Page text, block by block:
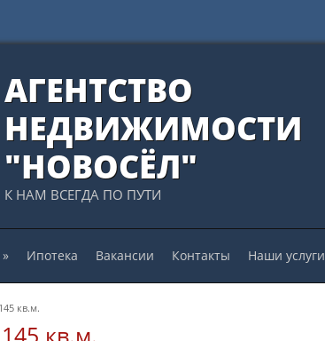
АГЕНТСТВО
НЕДВИЖИМОСТИ
"НОВОСЁЛ"
К НАМ ВСЕГДА ПО ПУТИ
» Ипотека Вакансии Контакты Наши услуги
кв.м.
кв.м.